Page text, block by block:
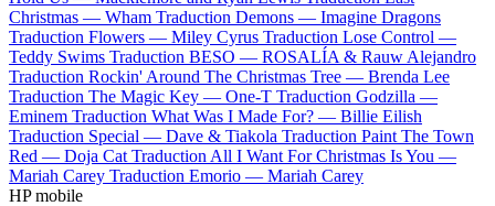
Christmas — Wham Traduction Demons — Imagine Dragons
Traduction Flowers — Miley Cyrus Traduction Lose Control —
Teddy Swims Traduction BESO — ROSALÍA & Rauw Alejandro
Traduction Rockin' Around The Christmas Tree — Brenda Lee
Traduction The Magic Key — One-T Traduction Godzilla —
Eminem Traduction What Was I Made For? — Billie Eilish
Traduction Special — Dave & Tiakola Traduction Paint The Town
Red — Doja Cat Traduction All I Want For Christmas Is You —
Mariah Carey Traduction Emorio — Mariah Carey
HP mobile